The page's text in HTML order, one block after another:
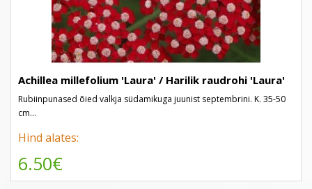
Achillea millefolium 'Laura' / Harilik raudrohi 'Laura'
Rubiinpunased õied valkja südamikuga juunist septembrini. K. 35-50
cm...
Hind alates:
6.50€